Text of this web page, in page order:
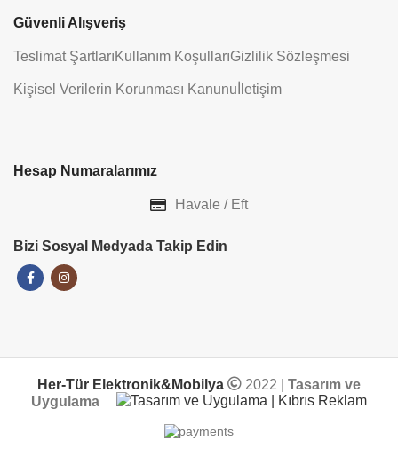
Güvenli Alışveriş
Teslimat ŞartlarıKullanım KoşullarıGizlilik Sözleşmesi
Kişisel Verilerin Korunması Kanunu İletişim
Hesap Numaralarımız
Havale / Eft
Bizi Sosyal Medyada Takip Edin
Her-Tür Elektronik&Mobilya 2022 | Tasarım ve
Uygulama